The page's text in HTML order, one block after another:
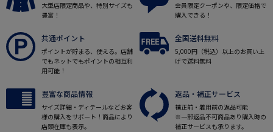
大型店限定商品や、特別サイズも
豊富！
会員限定クーポンや、限定価格で
購入できる！
共通ポイント
ポイントが貯まる、使える。店舗
でもネットでもポイントの相互利
用可能！
全国送料無料
5,000円（税込）以上のお買い上
げで送料無料
豊富な商品情報
サイズ詳細・ディテールなどお客
様の購入をサポート！商品により
店頭在庫も表示。
返品・補正サービス
補正前・着用前の返品可能
※一部返品不可商品あり購入時の
補正サービスも承ります。